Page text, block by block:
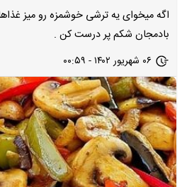
اگه میخوای یه ترشی خوشمزه رو میز
بادمجان شکم پر درست کن .
۰۶ شهریور ۱۴۰۲ - ۰۰:۵۹